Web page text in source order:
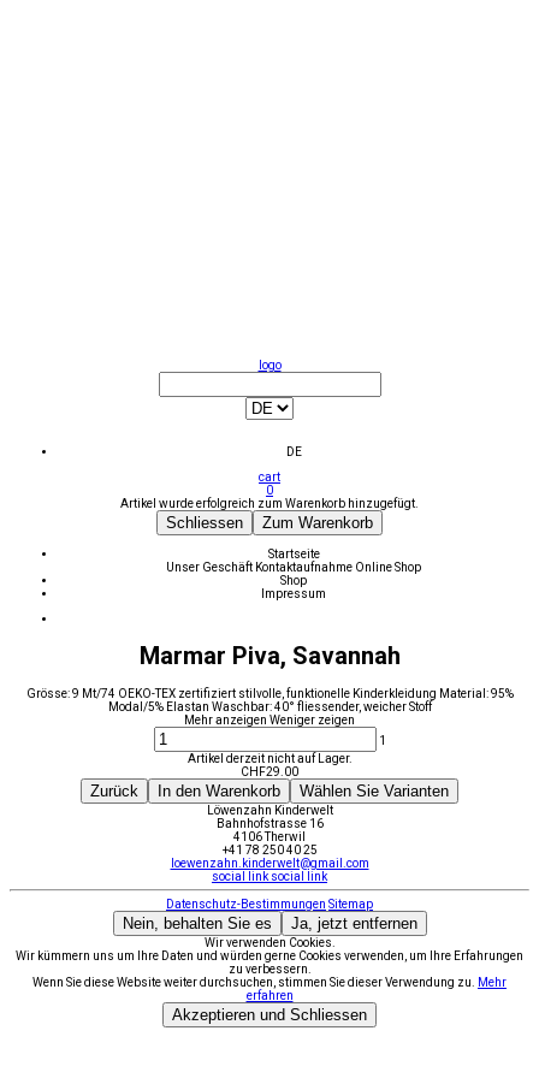
logo
DE
cart
0
Artikel wurde erfolgreich zum Warenkorb hinzugefügt.
Schliessen Zum Warenkorb
Startseite
Unser Geschäft Kontaktaufnahme Online Shop
Shop
Impressum
Marmar Piva, Savannah
Grösse: 9 Mt/74 OEKO-TEX zertifiziert stilvolle, funktionelle Kinderkleidung Material: 95%
Modal/5% Elastan Waschbar: 40° fliessender, weicher Stoff
Mehr anzeigen Weniger zeigen
1
Artikel derzeit nicht auf Lager.
CHF29.00
Zurück In den Warenkorb Wählen Sie Varianten
Löwenzahn Kinderwelt
Bahnhofstrasse 16
4106 Therwil
+41 78 250 40 25
loewenzahn.kinderwelt@gmail.com
social link social link
Datenschutz-Bestimmungen Sitemap
Nein, behalten Sie es Ja, jetzt entfernen
Wir verwenden Cookies.
Wir kümmern uns um Ihre Daten und würden gerne Cookies verwenden, um Ihre Erfahrungen
zu verbessern.
Wenn Sie diese Website weiter durchsuchen, stimmen Sie dieser Verwendung zu.
Mehr
erfahren
Akzeptieren und Schliessen